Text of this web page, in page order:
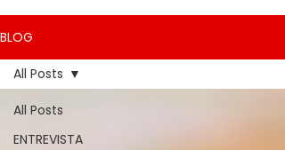
BLOG
All Posts
ENTREVISTA
All Posts